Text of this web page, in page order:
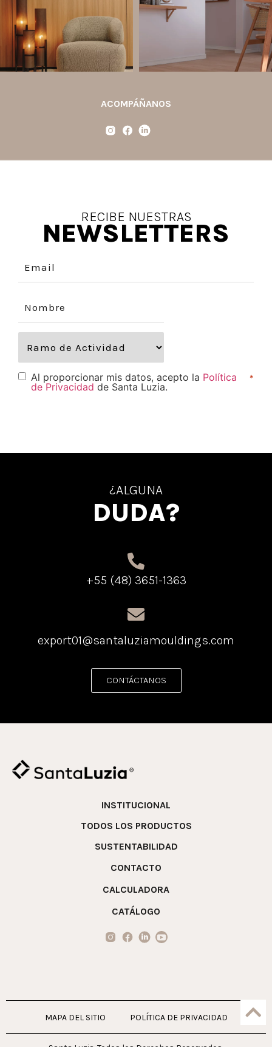
2 0
ACOMPÁÑANOS
RECIBE NUESTRAS
NEWSLETTERS
Al proporcionar mis datos, acepto la Política
de Privacidad de Santa Luzia.
*
¿ALGUNA
DUDA?
+55 (48) 3651-1363
export01@santaluziamouldings.com
CONTÁCTANOS
INSTITUCIONAL
TODOS LOS PRODUCTOS
SUSTENTABILIDAD
CONTACTO
CALCULADORA
CATÁLOGO
MAPA DEL SITIO POLÍTICA DE PRIVACIDAD